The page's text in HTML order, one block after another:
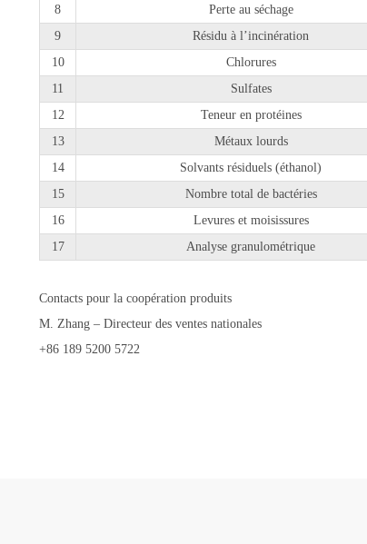
8
Perte au séchage
9
Résidu à l’incinération
10
Chlorures
11
Sulfates
12
Teneur en protéines
13
Métaux lourds
14
Solvants résiduels (éthanol)
15
Nombre total de bactéries
16
Levures et moisissures
17
Analyse granulométrique
Contacts pour la coopération produits
M. Zhang – Directeur des ventes nationales
+86 189 5200 5722